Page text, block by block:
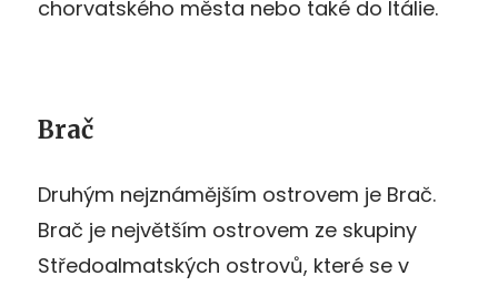
chorvatského města nebo také do Itálie.
Brač
Druhým nejznámějším ostrovem je Brač.
Brač je největším ostrovem ze skupiny
Středoalmatských ostrovů, které se v